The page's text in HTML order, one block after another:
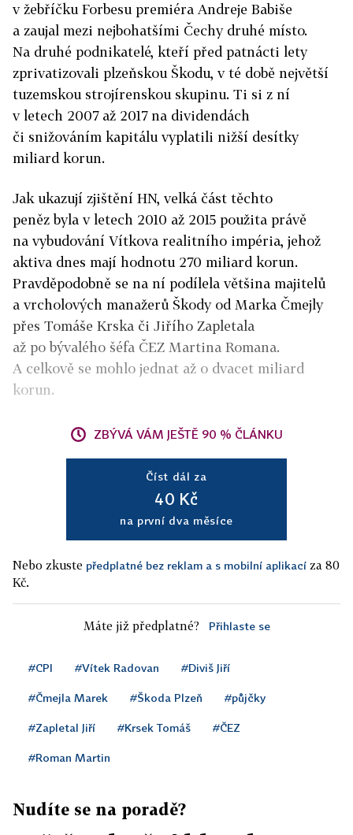
v žebříčku Forbesu premiéra Andreje Babiše
a zaujal mezi nejbohatšími Čechy druhé místo.
Na druhé podnikatelé, kteří před patnácti lety
zprivatizovali plzeňskou Škodu, v té době největší
tuzemskou strojírenskou skupinu. Ti si z ní
v letech 2007 až 2017 na dividendách
či snižováním kapitálu vyplatili nižší desítky
miliard korun.
Jak ukazují zjištění HN, velká část těchto
peněz byla v letech 2010 až 2015 použita právě
na vybudování Vítkova realitního impéria, jehož
aktiva dnes mají hodnotu 270 miliard korun.
Pravděpodobně se na ní podílela většina majitelů
a vrcholových manažerů Škody od Marka Čmejly
přes Tomáše Krska či Jiřího Zapletala
až po bývalého šéfa ČEZ Martina Romana.
A celkově se mohlo jednat až o dvacet miliard
korun.
ZBÝVÁ VÁM JEŠTĚ 90 % ČLÁNKU
Číst dál za
40 Kč
na první dva měsíce
Nebo zkuste předplatné bez reklam a s mobilní aplikací za 80
Kč.
Máte již předplatné? Přihlaste se
#CPI #Vítek Radovan #Diviš Jiří
#Čmejla Marek #Škoda Plzeň #půjčky
#Zapletal Jiří #Krsek Tomáš #ČEZ
#Roman Martin
Nudíte se na poradě?